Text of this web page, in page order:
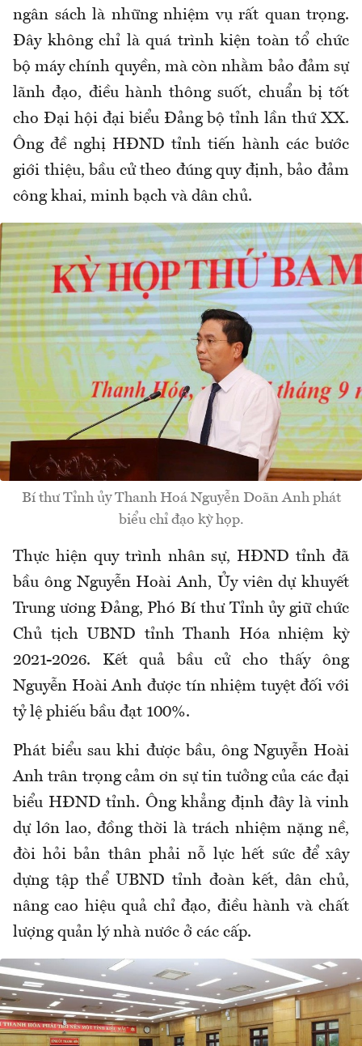
ngân sách là những nhiệm vụ rất quan trọng.
Đây không chỉ là quá trình kiện toàn tổ chức
bộ máy chính quyền, mà còn nhằm bảo đảm sự
lãnh đạo, điều hành thông suốt, chuẩn bị tốt
cho Đại hội đại biểu Đảng bộ tỉnh lần thứ XX.
Ông đề nghị HĐND tỉnh tiến hành các bước
giới thiệu, bầu cử theo đúng quy định, bảo đảm
công khai, minh bạch và dân chủ.
Bí thư Tỉnh ủy Thanh Hoá Nguyễn Doãn Anh phát
biểu chỉ đạo kỳ họp.
Thực hiện quy trình nhân sự, HĐND tỉnh đã
bầu ông Nguyễn Hoài Anh, Ủy viên dự khuyết
Trung ương Đảng, Phó Bí thư Tỉnh ủy giữ chức
Chủ tịch UBND tỉnh Thanh Hóa nhiệm kỳ
2021-2026. Kết quả bầu cử cho thấy ông
Nguyễn Hoài Anh được tín nhiệm tuyệt đối với
tỷ lệ phiếu bầu đạt 100%.
Phát biểu sau khi được bầu, ông Nguyễn Hoài
Anh trân trọng cảm ơn sự tin tưởng của các đại
biểu HĐND tỉnh. Ông khẳng định đây là vinh
dự lớn lao, đồng thời là trách nhiệm nặng nề,
đòi hỏi bản thân phải nỗ lực hết sức để xây
dựng tập thể UBND tỉnh đoàn kết, dân chủ,
nâng cao hiệu quả chỉ đạo, điều hành và chất
lượng quản lý nhà nước ở các cấp.